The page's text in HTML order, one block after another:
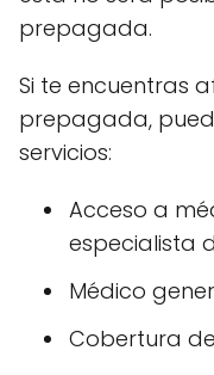
prepagada.
Si te encuentras
prepagada,
servicios:
Acceso a
especialista
Médico
Cobertura